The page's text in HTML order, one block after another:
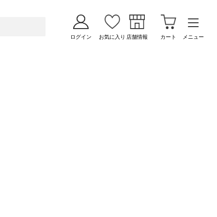
ログイン お気に入り 店舗情報 カート メニュー